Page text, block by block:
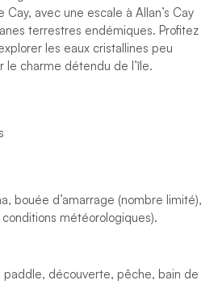
Cay, avec une escale à Allan’s Cay
terrestres endémiques. Profitez
les eaux cristallines peu
le charme détendu de l’île.
bouée d’amarrage (nombre limité),
météorologiques).
paddle, découverte, pêche, bain de